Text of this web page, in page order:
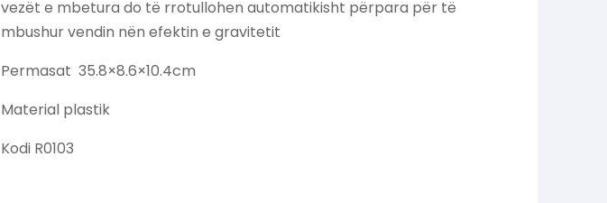
vezët e mbetura do të rrotullohen automatikisht përpara për të
mbushur vendin nën efektin e gravitetit
Permasat 35.8×8.6×10.4cm
Material plastik
Kodi R0103